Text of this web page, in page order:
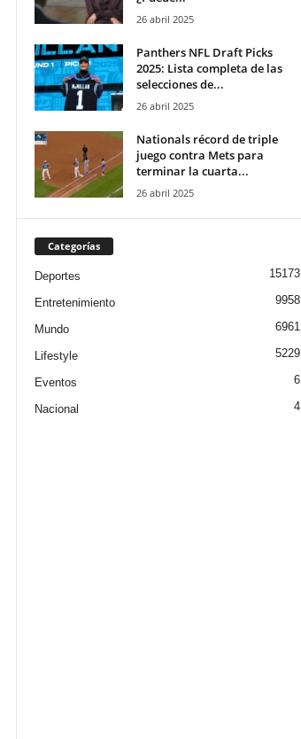
26 abril 2025
Panthers NFL Draft Picks
2025: Lista completa de las
selecciones de...
26 abril 2025
Nationals récord de triple
juego contra Mets para
terminar la cuarta...
26 abril 2025
Categorías
Deportes 15173
Entretenimiento 9958
Mundo 6961
Lifestyle 5229
Eventos 6
Nacional 4